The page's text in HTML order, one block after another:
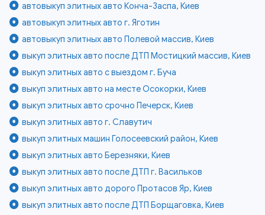
автовыкуп элитных авто Конча-Заспа, Киев
автовыкуп элитных авто г. Яготин
автовыкуп элитных авто Полевой массив, Киев
выкуп элитных авто после ДТП Мостицкий массив, Киев
выкуп элитных авто с выездом г. Буча
выкуп элитных авто на месте Осокорки, Киев
выкуп элитных авто срочно Печерск, Киев
выкуп элитных авто г. Славутич
выкуп элитных машин Голосеевский район, Киев
выкуп элитных авто Березняки, Киев
выкуп элитных авто после ДТП г. Васильков
выкуп элитных авто дорого Протасов Яр, Киев
выкуп элитных авто после ДТП Борщаговка, Киев